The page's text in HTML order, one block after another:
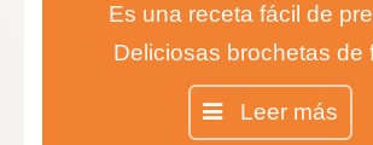
Es una receta fácil de
Deliciosas brochetas de
cubiertas de chocolate
blanco. Los más pequeños
Leer más